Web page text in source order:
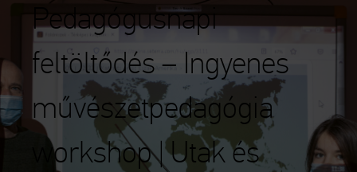
Pedagógusnapi
feltöltődés – Ingyenes
művészetpedagógia
workshop | Utak és